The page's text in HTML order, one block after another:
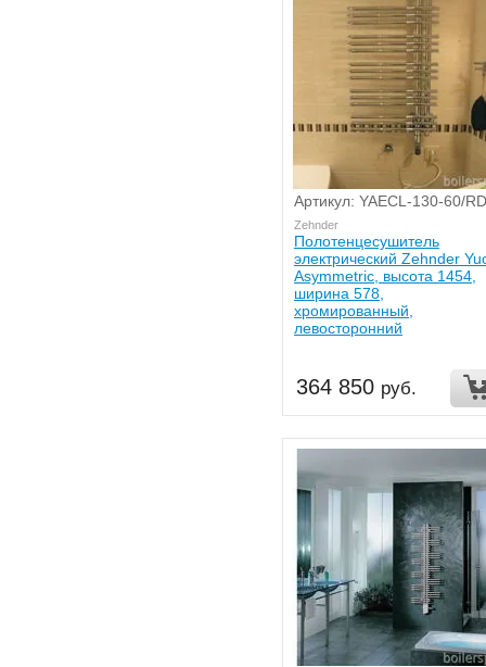
Артикул: YAECL-130-60/RD
Zehnder
Полотенцесушитель
электрический Zehnder
Asymmetric, высота 1454,
ширина 578,
хромированный,
левосторонний
364 850 руб.